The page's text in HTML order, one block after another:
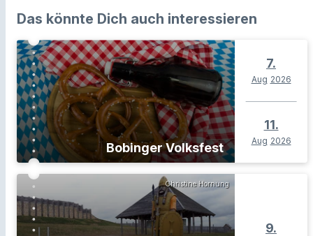
Das könnte Dich auch interessieren
Bobinger Volksfest
7.
Aug 2026
11.
Aug 2026
Christine Hornung
9.